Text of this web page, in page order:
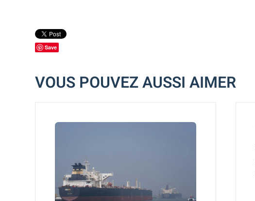
Save
VOUS POUVEZ AUSSI AIMER